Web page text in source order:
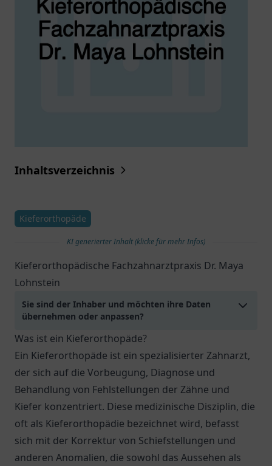
Inhaltsverzeichnis
Kieferorthopäde
KI generierter Inhalt (klicke für mehr Infos)
Kieferorthopädische Fachzahnarztpraxis Dr. Maya
Lohnstein
Sie sind der Inhaber und möchten ihre Daten
übernehmen oder anpassen?
Was ist ein Kieferorthopäde?
Ein Kieferorthopäde ist ein spezialisierter Zahnarzt,
der sich auf die Vorbeugung, Diagnose und
Behandlung von Fehlstellungen der Zähne und
Kiefer konzentriert. Diese medizinische Disziplin, die
oft als Kieferorthopädie bezeichnet wird, befasst
sich mit der Korrektur von Schiefstellungen und
anderen Anomalien, die sowohl das Aussehen als